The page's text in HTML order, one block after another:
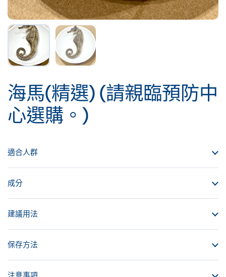
海馬(精選) (請親臨預防中
心選購。)
適合人群
成分
建議用法
保存方法